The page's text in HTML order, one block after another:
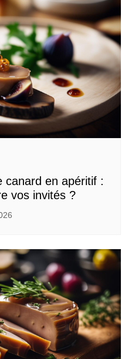
canard en apéritif :
vos invités ?